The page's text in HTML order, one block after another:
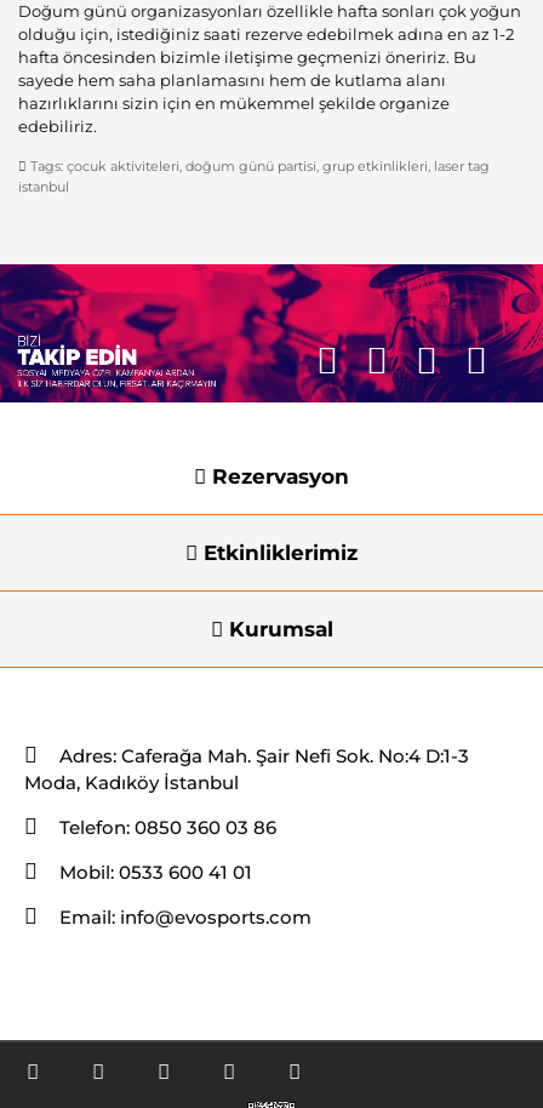
Doğum günü organizasyonları özellikle hafta sonları çok yoğun
olduğu için, istediğiniz saati rezerve edebilmek adına en az 1-2
hafta öncesinden bizimle iletişime geçmenizi öneririz. Bu
sayede hem saha planlamasını hem de kutlama alanı
hazırlıklarını sizin için en mükemmel şekilde organize
edebiliriz.
Tags: çocuk aktiviteleri, doğum günü partisi, grup etkinlikleri, laser tag
istanbul
Rezervasyon
Etkinliklerimiz
Kurumsal
Adres: Caferağa Mah. Şair Nefi Sok. No:4 D:1-3
Moda, Kadıköy İstanbul
Telefon: 0850 360 03 86
Mobil: 0533 600 41 01
Email: info@evosports.com